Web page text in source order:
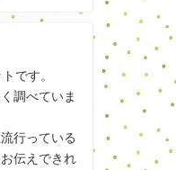
です。
調べていま
行っている
伝えできれ